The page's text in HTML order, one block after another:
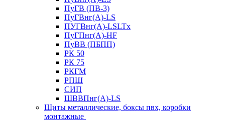
ПуГВ (ПВ-3)
ПуГВнг(А)-LS
ПУГВнг(А)-LSLTx
ПуГПнг(А)-HF
ПуВВ (ПБПП)
РК 50
РК 75
РКГМ
РПШ
СИП
ШВВПнг(А)-LS
Щиты металлические, боксы пвх, коробки
монтажные